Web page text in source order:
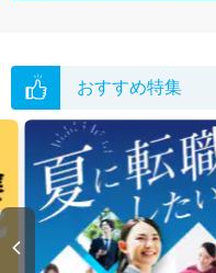
おすすめ特集